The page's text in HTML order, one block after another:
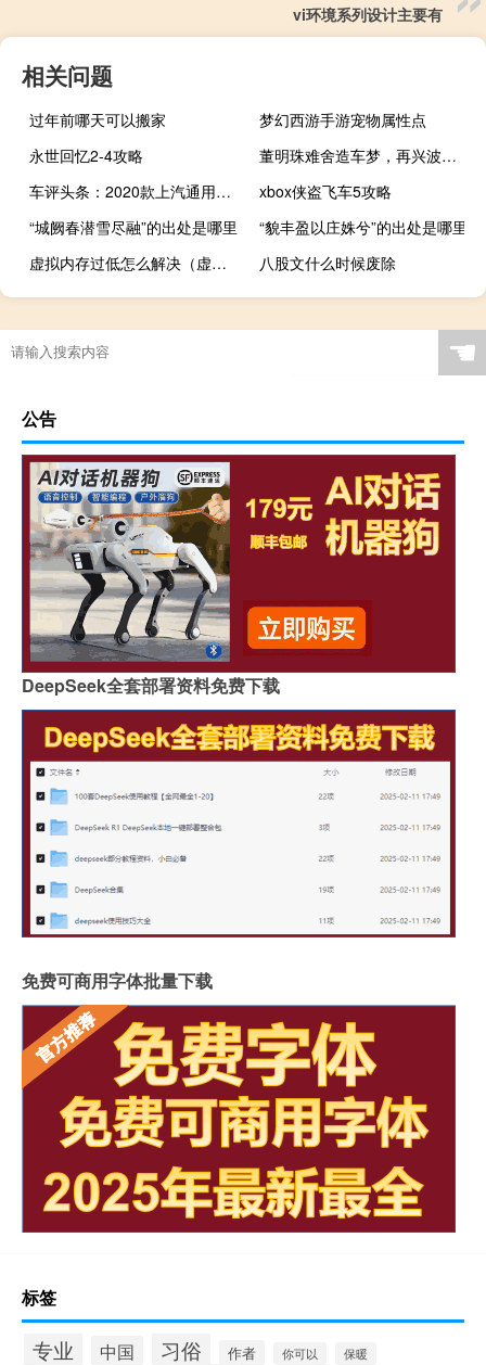
vi环境系列设计主要有
相关问题
过年前哪天可以搬家
梦幻西游手游宠物属性点
永世回忆2-4攻略
董明珠难舍造车梦，再兴波澜靠谱吗？
车评头条：2020款上汽通用凯迪拉克CT5新车商品性评价
xbox侠盗飞车5攻略
“城阙春潜雪尽融”的出处是哪里
“貌丰盈以庄姝兮”的出处是哪里
虚拟内存过低怎么解决（虚拟内存最小值太低怎么解决）
八股文什么时候废除
☚
公告
DeepSeek全套部署资料免费下载
免费可商用字体批量下载
标签
专业 中国 习俗 作者 你可以 保暖